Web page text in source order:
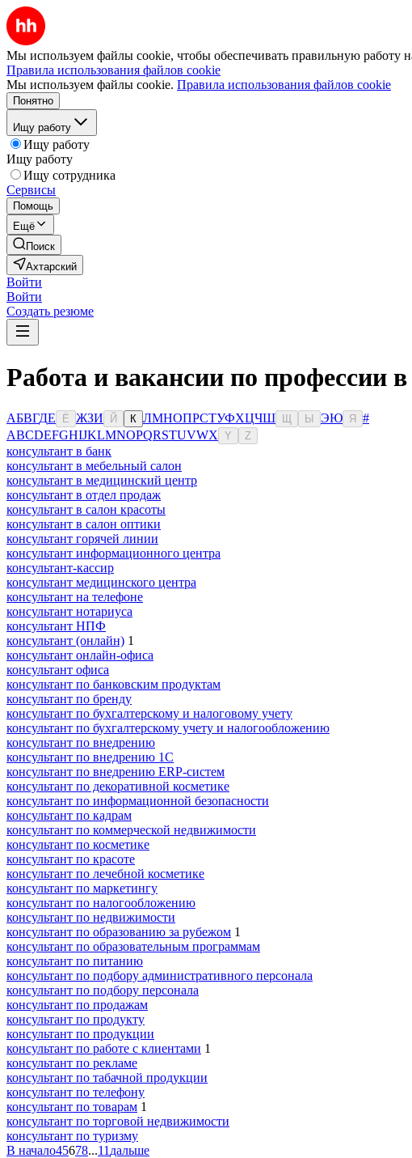
Мы используем файлы cookie, чтобы обеспечивать правильную работу
Правила использования файлов cookie
Мы используем файлы cookie. Правила использования файлов cookie
Понятно
Ищу работу
Ищу работу
Ищу работу
Ищу сотрудника
Сервисы
Помощь
Ещё
Поиск
Ахтарский
Войти
Войти
Создать резюме
Работа и вакансии по профессии
АБВГДЕ Ё ЖЗИ Й К ЛМНОПРСТУФХЦЧШ Ы ЭЮ Я
#
ABCDEFGHIJKLMNOPQRSTUVWX Y Z
консультант в банк
консультант в мебельный салон
консультант в медицинский центр
консультант в отдел продаж
консультант в салон красоты
консультант в салон оптики
консультант горячей линии
консультант информационного центра
консультант-кассир
консультант медицинского центра
консультант на телефоне
консультант нотариуса
консультант НПФ
консультант (онлайн) 1
консультант онлайн-офиса
консультант офиса
консультант по банковским продуктам
консультант по бренду
консультант по бухгалтерскому и налоговому учету
консультант по бухгалтерскому учету и налогообложению
консультант по внедрению
консультант по внедрению 1С
консультант по внедрению ERP-систем
консультант по декоративной косметике
консультант по информационной безопасности
консультант по кадрам
консультант по коммерческой недвижимости
консультант по косметике
консультант по красоте
консультант по лечебной косметике
консультант по маркетингу
консультант по налогообложению
консультант по недвижимости
консультант по образованию за рубежом 1
консультант по образовательным программам
консультант по питанию
консультант по подбору административного персонала
консультант по подбору персонала
консультант по продажам
консультант по продукту
консультант по продукции
консультант по работе с клиентами 1
консультант по рекламе
консультант по табачной продукции
консультант по телефону
консультант по товарам 1
консультант по торговой недвижимости
консультант по туризму
В начало45678...11 дальше